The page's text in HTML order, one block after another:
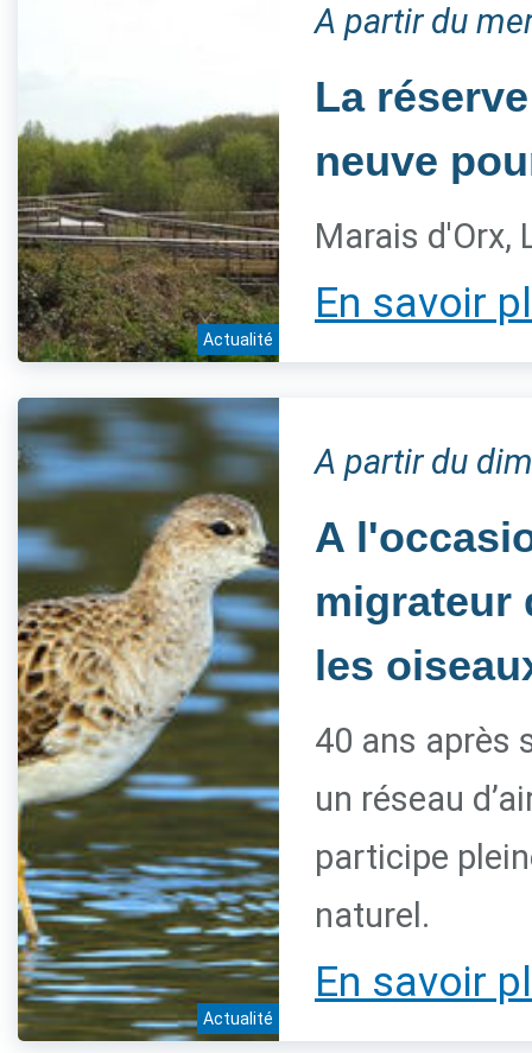
Actualité
A partir du
La
neuve
Marais d'Orx,
En savoir
Actualité
A partir du
A
migrateur
les
40 ans après
un réseau
participe
naturel.
En savoir